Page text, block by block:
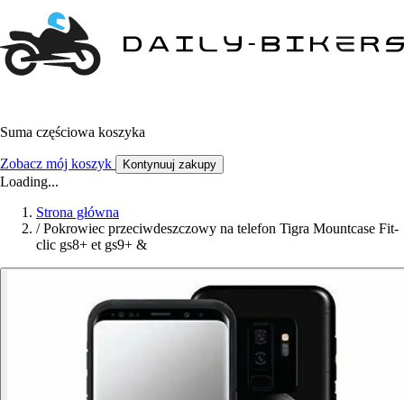
Suma częściowa koszyka
Zobacz mój koszyk Kontynuuj zakupy
Loading...
Strona główna
/ Pokrowiec przeciwdeszczowy na telefon Tigra Mountcase Fit-
clic gs8+ et gs9+ &